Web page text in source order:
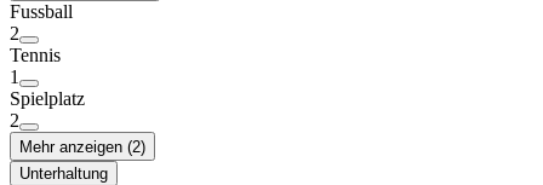
Fussball
2
Tennis
1
Spielplatz
2
Mehr anzeigen (2)
Unterhaltung